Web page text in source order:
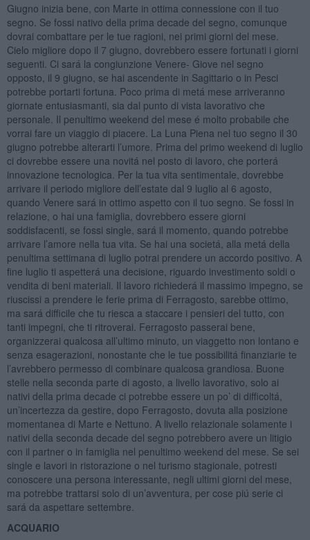
Giugno inizia bene, con Marte in ottima connessione con il tuo
segno. Se fossi nativo della prima decade del segno, comunque
dovrai combattare per le tue ragioni, nei primi giorni del mese.
Cielo migliore dopo il 7 giugno, dovrebbero essere fortunati i giorni
seguenti. Ci sará la congiunzione Venere- Giove nel segno
opposto, il 9 giugno, se hai ascendente in Sagittario o in Pesci
potrebbe portarti fortuna. Poco prima di metá mese arriveranno
giornate entusiasmanti, sia dal punto di vista lavorativo che
personale. Il penultimo weekend del mese é molto probabile che
vorrai fare un viaggio di piacere. La Luna Piena nel tuo segno il 30
giugno potrebbe alterarti l’umore. Prima del primo weekend di luglio
ci dovrebbe essere una novitá nel posto di lavoro, che porterá
innovazione tecnologica. Per la tua vita sentimentale, dovrebbe
arrivare il periodo migliore dell’estate dal 9 luglio al 6 agosto,
quando Venere sará in ottimo aspetto con il tuo segno. Se fossi in
relazione, o hai una famiglia, dovrebbero essere giorni
soddisfacenti, se fossi single, sará il momento, quando potrebbe
arrivare l’amore nella tua vita. Se hai una societá, alla metá della
penultima settimana di luglio potrai prendere un accordo positivo. A
fine luglio ti aspetterá una decisione, riguardo investimento soldi o
vendita di beni materiali. Il lavoro richiederá il massimo impegno, se
riuscissi a prendere le ferie prima di Ferragosto, sarebbe ottimo,
ma sará difficile che tu riesca a staccare i pensieri del tutto, con
tanti impegni, che ti ritroverai. Ferragosto passerai bene,
organizzerai qualcosa all’ultimo minuto, un viaggetto non lontano e
senza esagerazioni, nonostante che le tue possibilitá finanziarie te
l’avrebbero permesso di combinare qualcosa grandiosa. Buone
stelle nella seconda parte di agosto, a livello lavorativo, solo ai
nativi della prima decade ci potrebbe essere un po’ di difficoltá,
un’incertezza da gestire, dopo Ferragosto, dovuta alla posizione
momentanea di Marte e Nettuno. A livello relazionale solamente i
nativi della seconda decade del segno potrebbero avere un litigio
con il partner o in famiglia nel penultimo weekend del mese. Se sei
single e lavori in ristorazione o nel turismo stagionale, potresti
conoscere una persona interessante, negli ultimi giorni del mese,
ma potrebbe trattarsi solo di un’avventura, per cose piú serie ci
sará da aspettare settembre.
ACQUARIO